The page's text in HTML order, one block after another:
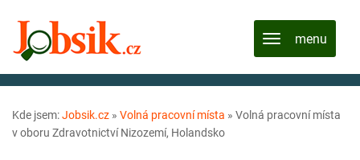
Kde jsem:Jobsik.cz » Volná pracovní místa » Volná pracovní místa
v oboru Zdravotnictví Nizozemí, Holandsko